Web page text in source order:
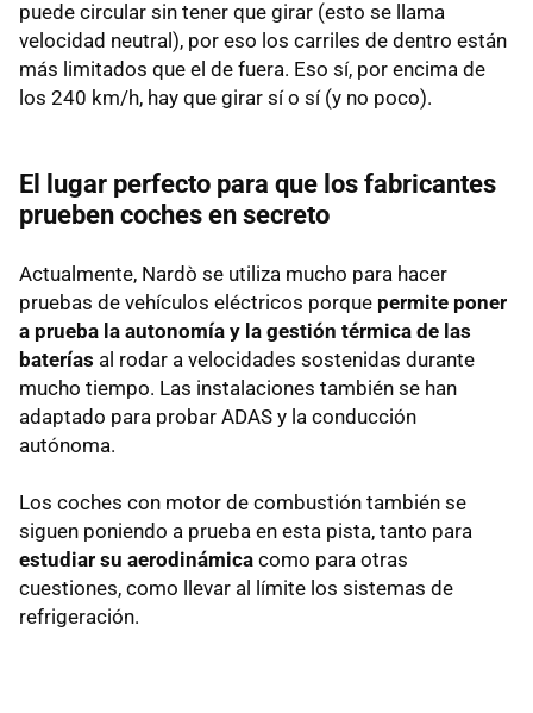
puede circular sin tener que girar (esto se llama
velocidad neutral), por eso los carriles de dentro están
más limitados que el de fuera. Eso sí, por encima de
los 240 km/h, hay que girar sí o sí (y no poco).
El lugar perfecto para que los fabricantes
prueben coches en secreto
Actualmente, Nardò se utiliza mucho para hacer
pruebas de vehículos eléctricos porque permite poner
a prueba la autonomía y la gestión térmica de las
baterías al rodar a velocidades sostenidas durante
mucho tiempo. Las instalaciones también se han
adaptado para probar ADAS y la conducción
autónoma.
Los coches con motor de combustión también se
siguen poniendo a prueba en esta pista, tanto para
estudiar su aerodinámica como para otras
cuestiones, como llevar al límite los sistemas de
refrigeración.